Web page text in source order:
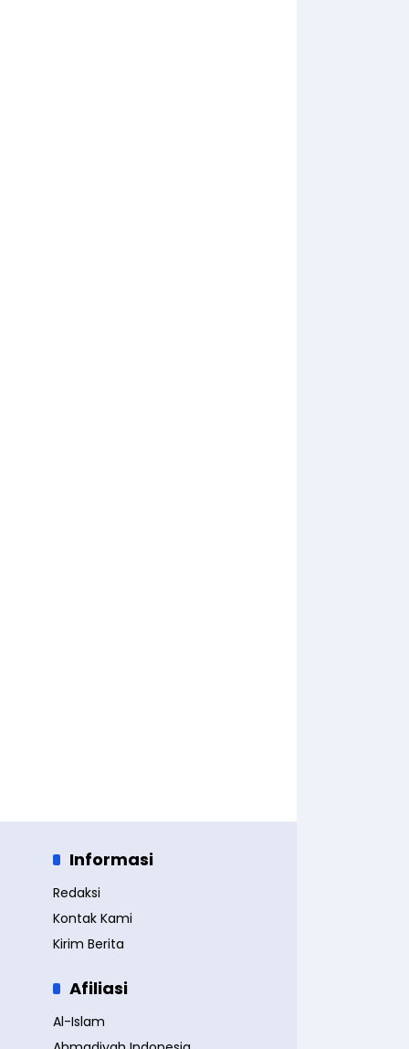
Informasi
Redaksi
Kontak Kami
Kirim Berita
Afiliasi
Al-Islam